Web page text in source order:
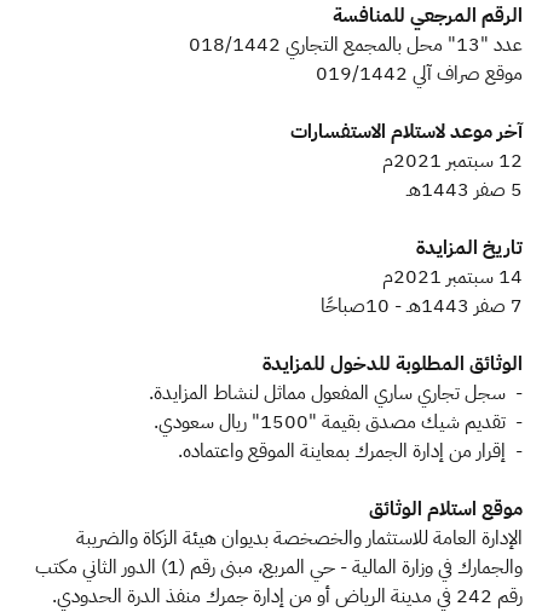
الرقم المرجعي للمنافسة
عدد "13" محل بالمجمع التجاري 018/1442
موقع صراف آلي 019/1442
آخر موعد لاستلام الاستفسارات
12 سبتمبر 2021م
5 صفر 1443هـ
تاريخ المزايدة
14 سبتمبر 2021م
7 صفر 1443هـ - 10صباحًا
الوثائق المطلوبة للدخول للمزايدة
- سجل تجاري ساري المفعول مماثل لنشاط المزايدة.
- تقديم شيك مصدق بقيمة "1500" ريال سعودي.
- إقرار من إدارة الجمرك بمعاينة الموقع واعتماده.
موقع استلام الوثائق
الإدارة العامة للاستثمار والخصخصة بديوان هيئة الزكاة والضريبة
والجمارك في وزارة المالية - حي المربع، مبنى رقم (1) الدور الثاني مكتب
رقم 242 في مدينة الرياض أو من إدارة جمرك منفذ الدرة الحدودي.